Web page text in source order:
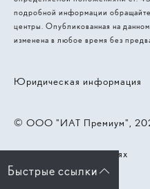
подробной информации
центры. Опубликованная на
изменена в любое время без
© 2026, ООО "ИАТ
Юридическая информация
Работает на технологиях